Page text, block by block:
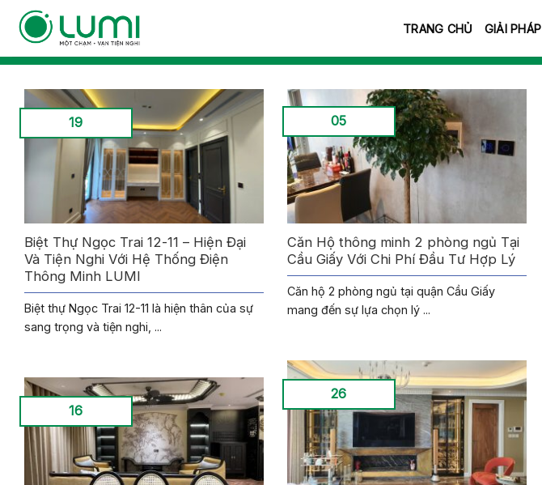
qua
dung
TRANG CHỦ GIẢI PHÁP
Biệt Thự Ngọc Trai 12-11 – Hiện Đại
Và Tiện Nghi Với Hệ Thống Điện
Thông Minh LUMI
Biệt thự Ngọc Trai 12-11 là hiện thân của sự
sang trọng và tiện nghi, ...
19
Căn Hộ thông minh 2 phòng ngủ Tại
Cầu Giấy Với Chi Phí Đầu Tư Hợp Lý
Căn hộ 2 phòng ngủ tại quận Cầu Giấy
mang đến sự lựa chọn lý ...
05
26
16